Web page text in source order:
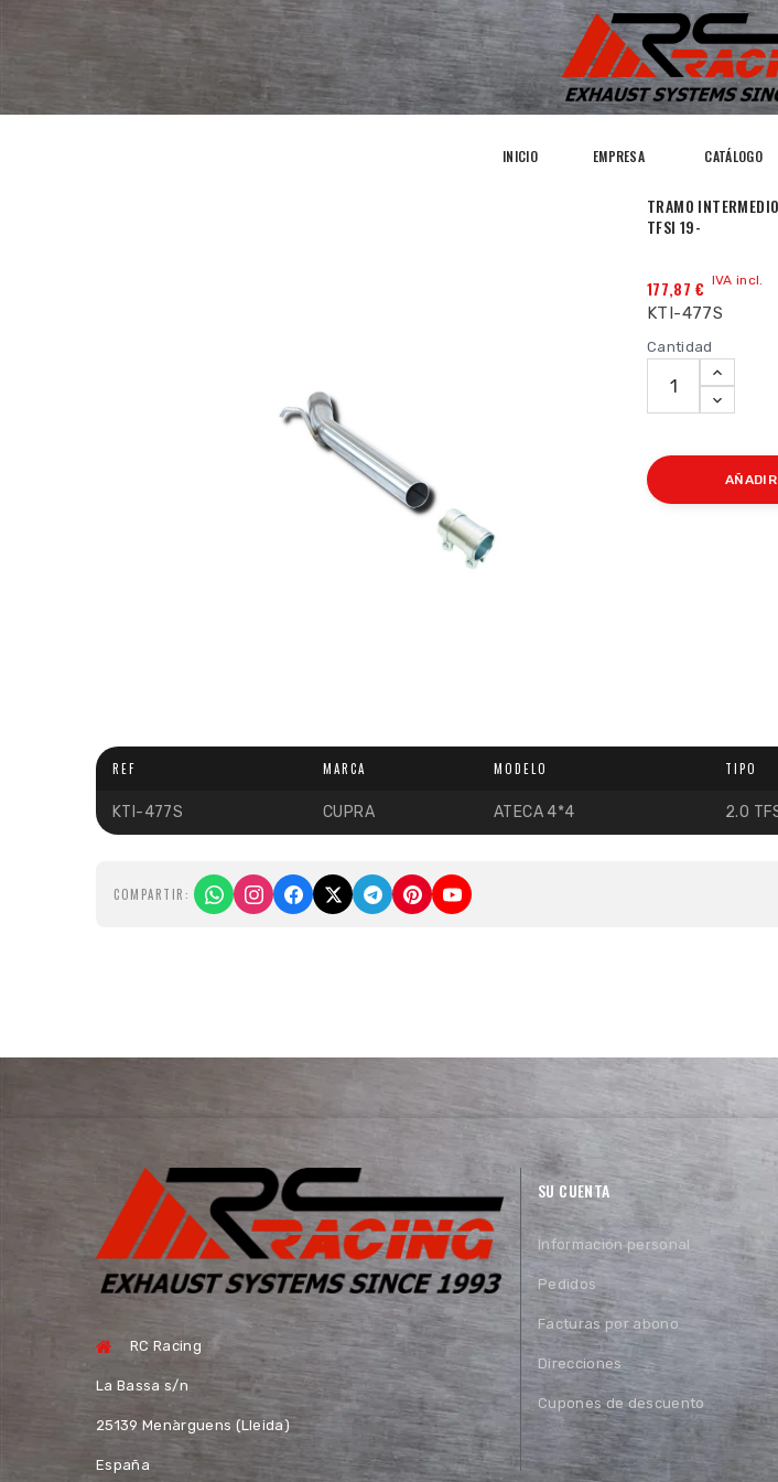
INICIO EMPRESA CATÁLOGO
TRAMO
TFSI 19-
177,87 € IVA incl.
KTI-477S
Cantidad
REF MARCA MODELO TIPO
KTI-477S CUPRA ATECA 4*4 2.0
COMPARTIR:
RC Racing
La Bassa s/n
25139 Menàrguens (Lleida)
España
SU CUENTA
Información personal
Pedidos
Facturas por abono
Direcciones
Cupones de descuento